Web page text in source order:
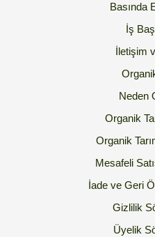
Basında
İş
İletişim
Neden
Organik
Organik
Mesafeli
İade ve Geri
Gizlilik
Üyelik